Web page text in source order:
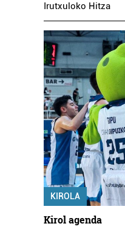
Irutxuloko Hitza
KIROLA
Kirol agenda